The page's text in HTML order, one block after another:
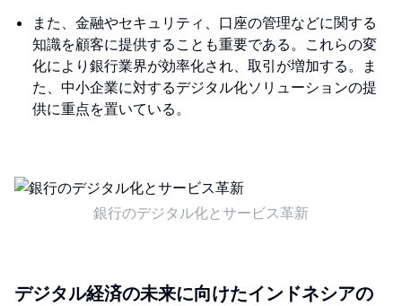
また、金融やセキュリティ、口座の管理などに関する
知識を顧客に提供することも重要である。これらの変
化により銀行業界が効率化され、取引が増加する。ま
た、中小企業に対するデジタル化ソリューションの提
供に重点を置いている。
銀行のデジタル化とサービス革新
デジタル経済の未来に向けたインドネシアの